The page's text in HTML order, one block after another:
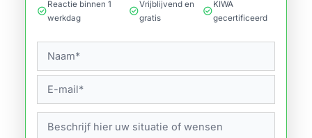
check_circle
Reactie binnen 1
werkdag
check_circle
Vrijblijvend en
gratis
check_circle
KIWA
gecertificeerd